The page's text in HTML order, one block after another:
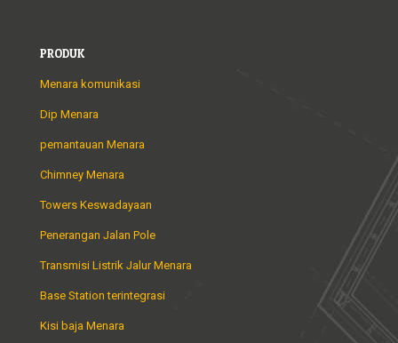
PRODUK
Menara komunikasi
Dip Menara
pemantauan Menara
Chimney Menara
Towers Keswadayaan
Penerangan Jalan Pole
Transmisi Listrik Jalur Menara
Base Station terintegrasi
Kisi baja Menara